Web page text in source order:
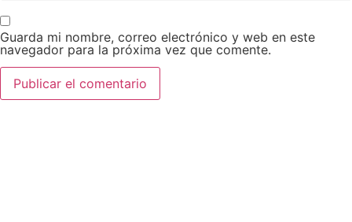
Guarda mi nombre, correo electrónico y web en este
navegador para la próxima vez que comente.